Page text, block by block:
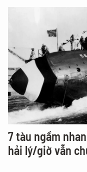
7 tàu ngầm
hải lý/giờ vẫn